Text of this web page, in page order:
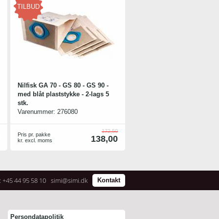
TILBUD
Nilfisk GA 70 - GS 80 - GS 90 -
med blåt plaststykke - 2-lags 5
stk.
Varenummer: 276080
172,50
138,00
Pris pr. pakke
kr. excl. moms
Kontakt
simi@simi.dk
+45 44 95 58 10
Persondatapolitik